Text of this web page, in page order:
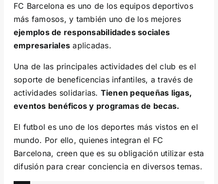
FC Barcelona es uno de los equipos deportivos
más famosos, y también uno de los mejores
ejemplos de responsabilidades sociales
empresariales aplicadas.
Una de las principales actividades del club es el
soporte de beneficencias infantiles, a través de
actividades solidarias. Tienen pequeñas ligas,
eventos benéficos y programas de becas.
El futbol es uno de los deportes más vistos en el
mundo. Por ello, quienes integran el FC
Barcelona, creen que es su obligación utilizar esta
difusión para crear conciencia en diversos temas.